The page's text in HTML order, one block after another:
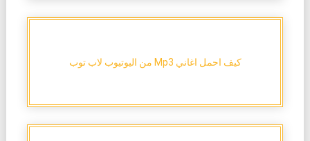
كيف احمل اغاني Mp3 من اليوتيوب لاب توب